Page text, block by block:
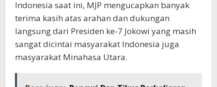
Indonesia saat ini, MJP mengucapkan banyak
terima kasih atas arahan dan dukungan
langsung dari Presiden ke-7 Jokowi yang masih
sangat dicintai masyarakat Indonesia juga
masyarakat Minahasa Utara.